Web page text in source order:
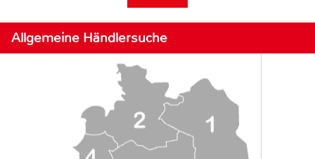
Allgemeine Händlersuche